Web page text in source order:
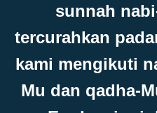
sunnah
tercurahkan
kami mengikuti
Mu dan qadha-